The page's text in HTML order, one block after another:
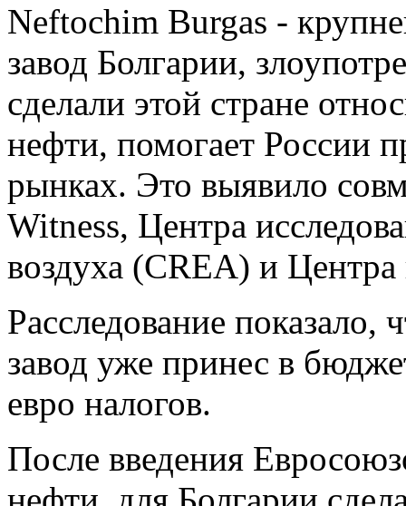
Neftochim Burgas -
завод Болгарии,
сделали этой стране
нефти, помогает России
рынках. Это выявило
Witness, Центра
воздуха (CREA) и
Расследование
завод уже принес в
евро налогов.
После введения